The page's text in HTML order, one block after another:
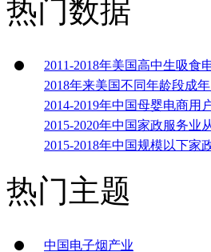
热门数据
2011-2018年美国高中生吸食
2018年来美国不同年龄段成
2014-2019年中国母婴电商用
2015-2020年中国家政服务业
2015-2018年中国规模以下家
热门主题
中国电子烟产业